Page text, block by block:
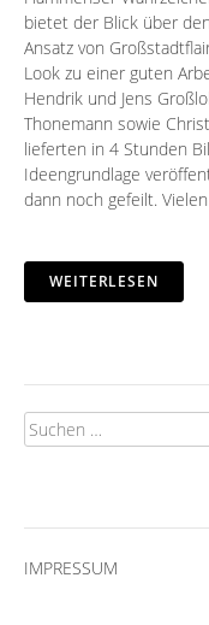
bietet der Blick über
Ansatz von
Look zu einer guten
Hendrik und Jens
Thonemann sowie
lieferten in 4 Stunden
Ideengrundlage
dann noch gefeilt.
WEITERLESEN
Suchen
nach:
IMPRESSUM